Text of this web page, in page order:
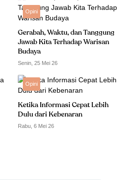
Opini
Gerabah, Waktu, dan Tanggung
Jawab Kita Terhadap Warisan
Budaya
Senin, 25 Mei 26
Opini
Ketika Informasi Cepat Lebih
Dulu dari Kebenaran
Rabu, 6 Mei 26